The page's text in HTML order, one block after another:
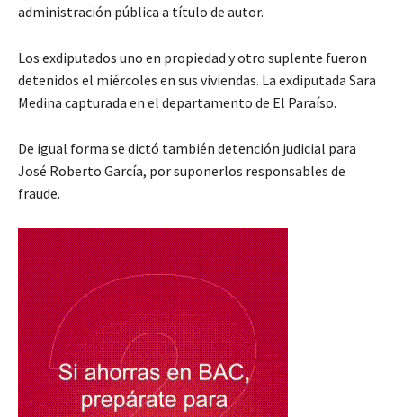
administración pública a título de autor.
Los exdiputados uno en propiedad y otro suplente fueron
detenidos el miércoles en sus viviendas. La exdiputada Sara
Medina capturada en el departamento de El Paraíso.
De igual forma se dictó también detención judicial para
José Roberto García, por suponerlos responsables de
fraude.